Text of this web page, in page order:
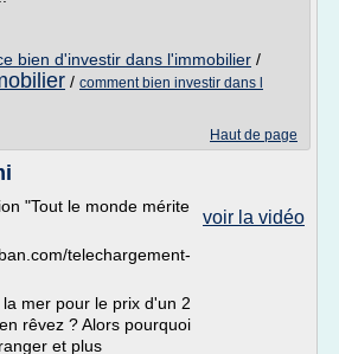
bien d'investir dans l'immobilier /
/ comment bien investir dans l
Haut de page
voir la vidéo
"Tout le monde mérite
telechargement-
mer pour le prix d'un 2
rêvez ? Alors pourquoi
et plus